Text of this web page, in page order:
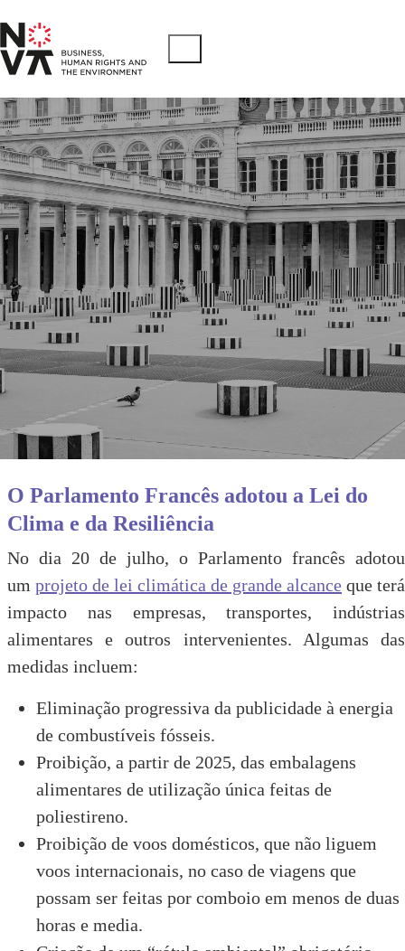
O Parlamento Francês adotou a Lei do
Clima e da Resiliência
No dia 20 de julho, o Parlamento francês adotou
um projeto de lei climática de grande alcance que terá
impacto nas empresas, transportes, indústrias
alimentares e outros intervenientes. Algumas das
medidas incluem:
Eliminação progressiva da publicidade à energia
de combustíveis fósseis.
Proibição, a partir de 2025, das embalagens
alimentares de utilização única feitas de
poliestireno.
Proibição de voos domésticos, que não liguem
voos internacionais, no caso de viagens que
possam ser feitas por comboio em menos de duas
horas e media.